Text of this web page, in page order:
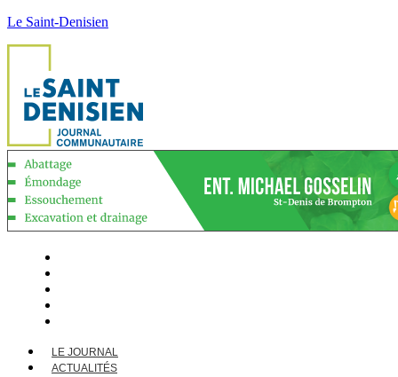
Le Saint-Denisien
LE JOURNAL
ACTUALITÉS